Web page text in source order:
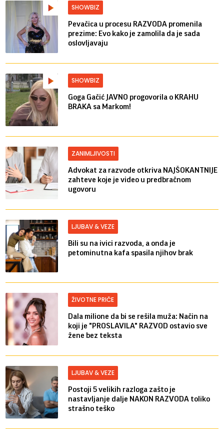
SHOWBIZ
Pevačica u procesu RAZVODA promenila
prezime: Evo kako je zamolila da je sada
oslovljavaju
SHOWBIZ
Goga Gačić JAVNO progovorila o KRAHU
BRAKA sa Markom!
ZANIMLJIVOSTI
Advokat za razvode otkriva NAJŠOKANTNIJE
zahteve koje je video u predbračnom
ugovoru
LJUBAV & VEZE
Bili su na ivici razvoda, a onda je
petominutna kafa spasila njihov brak
ŽIVOTNE PRIČE
Dala milione da bi se rešila muža: Način na
koji je "PROSLAVILA" RAZVOD ostavio sve
žene bez teksta
LJUBAV & VEZE
Postoji 5 velikih razloga zašto je
nastavljanje dalje NAKON RAZVODA toliko
strašno teško